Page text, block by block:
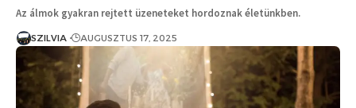
Az álmok gyakran rejtett üzeneteket hordoznak életünkben.
SZILVIA AUGUSZTUS 17, 2025